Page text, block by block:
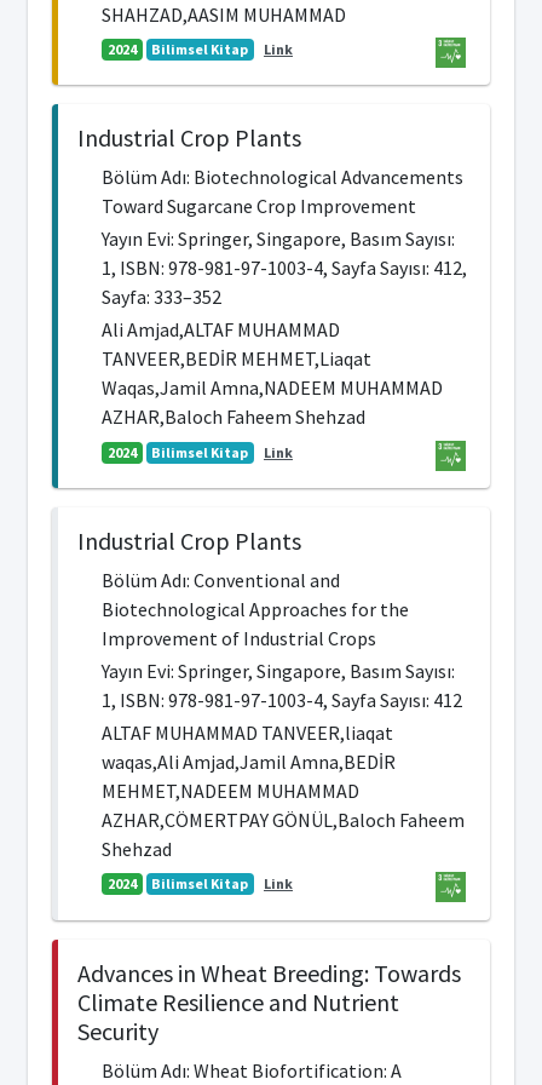
SHAHZAD,AASIM MUHAMMAD
2024 Bilimsel Kitap Link
Industrial Crop Plants
Bölüm Adı: Biotechnological Advancements
Toward Sugarcane Crop Improvement
Yayın Evi: Springer, Singapore, Basım Sayısı:
1, ISBN: 978-981-97-1003-4, Sayfa Sayısı: 412,
Sayfa: 333–352
Ali Amjad,ALTAF MUHAMMAD
TANVEER,BEDİR MEHMET,Liaqat
Waqas,Jamil Amna,NADEEM MUHAMMAD
AZHAR,Baloch Faheem Shehzad
2024 Bilimsel Kitap Link
Industrial Crop Plants
Bölüm Adı: Conventional and
Biotechnological Approaches for the
Improvement of Industrial Crops
Yayın Evi: Springer, Singapore, Basım Sayısı:
1, ISBN: 978-981-97-1003-4, Sayfa Sayısı: 412
ALTAF MUHAMMAD TANVEER,liaqat
waqas,Ali Amjad,Jamil Amna,BEDİR
MEHMET,NADEEM MUHAMMAD
AZHAR,CÖMERTPAY GÖNÜL,Baloch Faheem
Shehzad
2024 Bilimsel Kitap Link
Advances in Wheat Breeding: Towards
Climate Resilience and Nutrient
Security
Bölüm Adı: Wheat Biofortification: A